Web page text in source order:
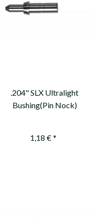
.204" SLX Ultralight
Bushing(Pin Nock)
1,18 € *